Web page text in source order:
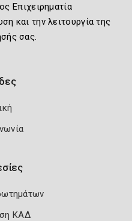
Επιχειρηματία
και την λειτουργία της
σας.
ΚΑΔ